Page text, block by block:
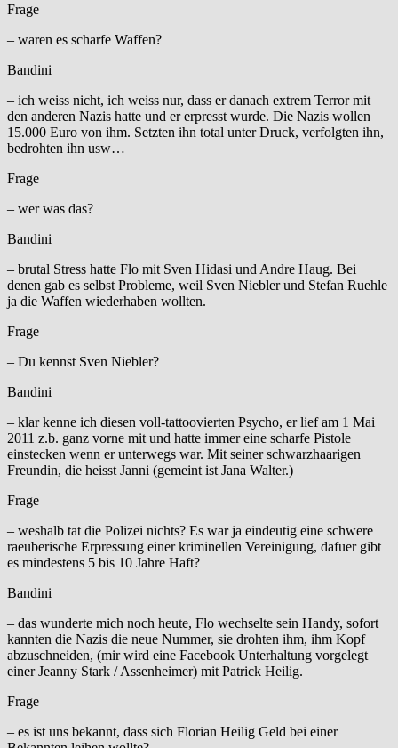
Frage
– waren es scharfe Waffen?
Bandini
– ich weiss nicht, ich weiss nur, dass er danach extrem Terror mit
den anderen Nazis hatte und er erpresst wurde. Die Nazis wollen
15.000 Euro von ihm. Setzten ihn total unter Druck, verfolgten ihn,
bedrohten ihn usw…
Frage
– wer was das?
Bandini
– brutal Stress hatte Flo mit Sven Hidasi und Andre Haug. Bei
denen gab es selbst Probleme, weil Sven Niebler und Stefan Ruehle
ja die Waffen wiederhaben wollten.
Frage
– Du kennst Sven Niebler?
Bandini
– klar kenne ich diesen voll-tattoovierten Psycho, er lief am 1 Mai
2011 z.b. ganz vorne mit und hatte immer eine scharfe Pistole
einstecken wenn er unterwegs war. Mit seiner schwarzhaarigen
Freundin, die heisst Janni (gemeint ist Jana Walter.)
Frage
– weshalb tat die Polizei nichts? Es war ja eindeutig eine schwere
raeuberische Erpressung einer kriminellen Vereinigung, dafuer gibt
es mindestens 5 bis 10 Jahre Haft?
Bandini
– das wunderte mich noch heute, Flo wechselte sein Handy, sofort
kannten die Nazis die neue Nummer, sie drohten ihm, ihm Kopf
abzuschneiden, (mir wird eine Facebook Unterhaltung vorgelegt
einer Jeanny Stark / Assenheimer) mit Patrick Heilig.
Frage
– es ist uns bekannt, dass sich Florian Heilig Geld bei einer